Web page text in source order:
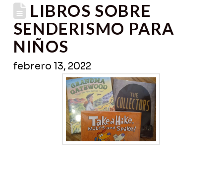
LIBROS SOBRE
SENDERISMO PARA
NIÑOS
febrero 13, 2022